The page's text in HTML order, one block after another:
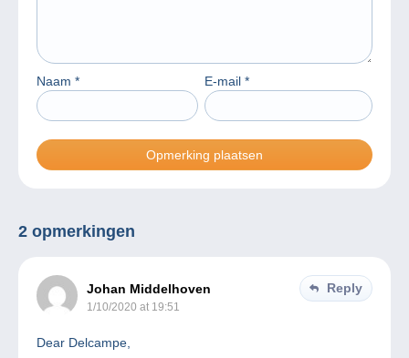
Naam * E-mail *
2 opmerkingen
Johan Middelhoven
1/10/2020 at 19:51
Reply
Dear Delcampe,